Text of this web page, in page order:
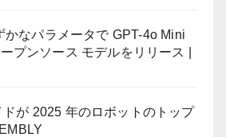
かなパラメータで GPT-4o Mini
プンソース モデルをリリース |
が 2025 年のロボットのトップ